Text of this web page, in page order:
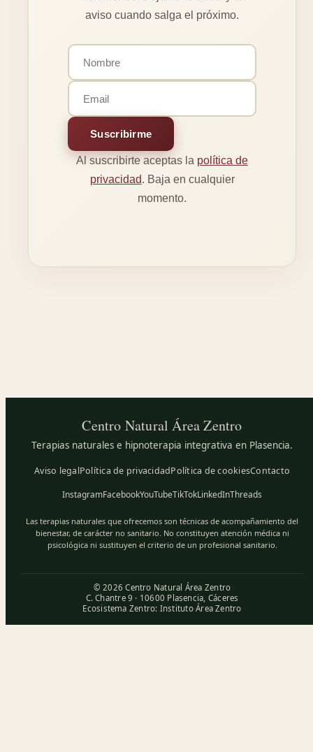
aviso cuando salga el próximo.
Suscribirme
Al suscribirte aceptas la política de
privacidad. Baja en cualquier
momento.
Centro NaturalÁrea Zentro
Terapias naturales e hipnoterapia integrativa en Plasencia.
Aviso legalPolítica de privacidadPolítica de cookiesContacto
InstagramFacebookYouTubeTikTokLinkedInThreads
Las terapias naturales que ofrecemos son técnicas de acompañamiento del
bienestar, de carácter no sanitario. No constituyen atención médica ni
psicológica ni sustituyen el criterio de un profesional sanitario.
© 2026 Centro Natural Área Zentro
C. Chantre 9 · 10600 Plasencia, Cáceres
Ecosistema Zentro: Instituto Área Zentro